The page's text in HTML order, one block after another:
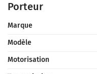
Porteur
Marque
Modèle
Motorisation